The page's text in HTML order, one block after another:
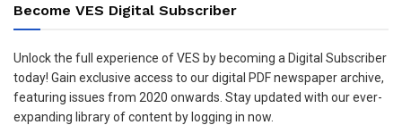
Become VES Digital Subscriber
Unlock the full experience of VES by becoming a Digital Subscriber
today! Gain exclusive access to our digital PDF newspaper archive,
featuring issues from 2020 onwards. Stay updated with our ever-
expanding library of content by logging in now.